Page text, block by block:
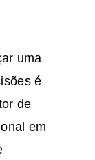
uma
é
de
em